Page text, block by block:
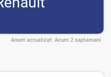
Anunt actualizat: Acum 2 saptamani